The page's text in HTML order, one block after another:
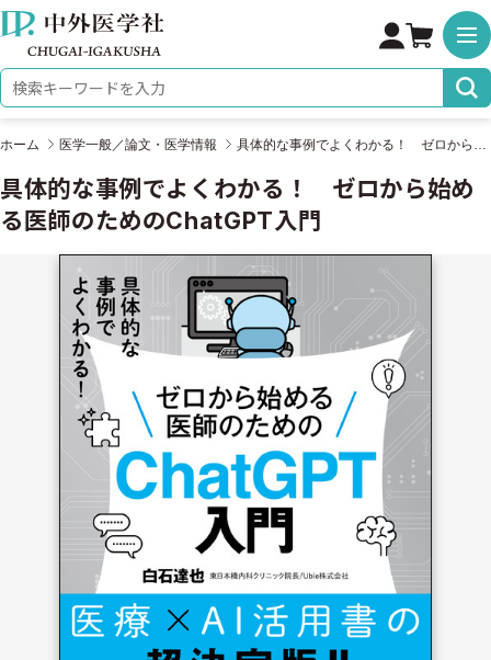
株式会社 中外医学社
検索キーワード
ホーム 医学一般／論文・医学情報
具体的な事例でよくわかる！ ゼロから始め
る医師のためのChatGPT入門